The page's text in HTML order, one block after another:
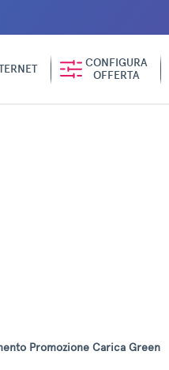
CONFIGURA
OFFERTA
Promozione Carica Green